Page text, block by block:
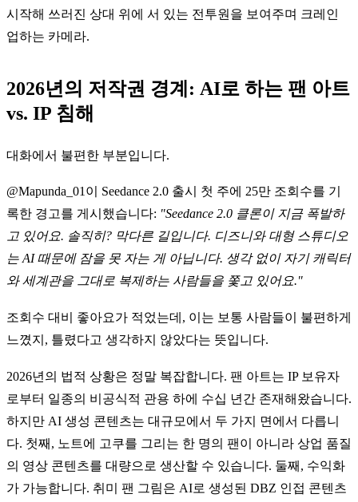
시작해 쓰러진 상대 위에 서 있는 전투원을 보여주며 크레인
업하는 카메라.
2026년의 저작권 경계: AI로 하는 팬 아트
vs. IP 침해
대화에서 불편한 부분입니다.
@Mapunda_01이 Seedance 2.0 출시 첫 주에 25만 조회수를 기
록한 경고를 게시했습니다: "Seedance 2.0 클론이 지금 폭발하
고 있어요. 솔직히? 막다른 길입니다. 디즈니와 대형 스튜디오
는 AI 때문에 잠을 못 자는 게 아닙니다. 생각 없이 자기 캐릭터
와 세계관을 그대로 복제하는 사람들을 쫓고 있어요."
조회수 대비 좋아요가 적었는데, 이는 보통 사람들이 불편하게
느꼈지, 틀렸다고 생각하지 않았다는 뜻입니다.
2026년의 법적 상황은 정말 복잡합니다. 팬 아트는 IP 보유자
로부터 일종의 비공식적 관용 하에 수십 년간 존재해왔습니다.
하지만 AI 생성 콘텐츠는 대규모에서 두 가지 면에서 다릅니
다. 첫째, 노트에 고쿠를 그리는 한 명의 팬이 아니라 상업 품질
의 영상 콘텐츠를 대량으로 생산할 수 있습니다. 둘째, 수익화
가 가능합니다. 취미 팬 그림은 AI로 생성된 DBZ 인접 콘텐츠